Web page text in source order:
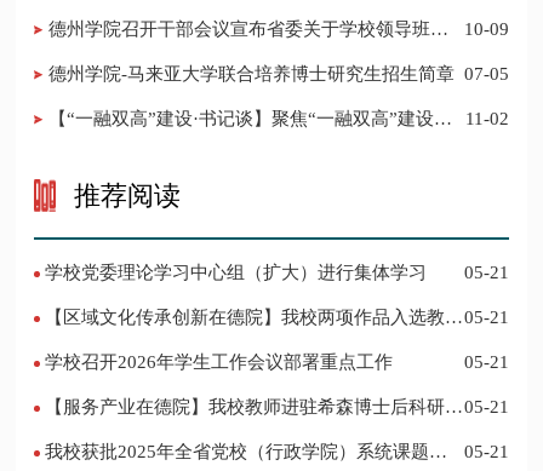
​德州学院召开干部会议宣布省委关于学校领导班子
10-09
德州学院-马来亚大学联合培养博士研究生招生简章 07-05
11-02
推荐阅读
学校党委理论学习中心组（扩大）进行集体学习 05-21
05-21
学校召开2026年学生工作会议部署重点工作 05-21
05-21
我校获批2025年全省党校（行政学院）系统课题立
05-21